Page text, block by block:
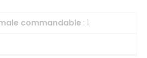
commandable : 1